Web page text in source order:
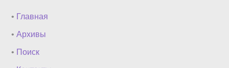
• Главная
•Архивы
• Поиск